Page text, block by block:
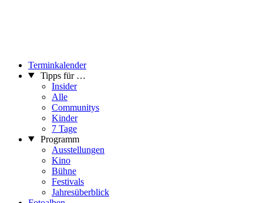
Terminkalender
Tipps für …
Insider
Alle
Communitys
Kinder
7 Tage
Programm
Ausstellungen
Kino
Bühne
Festivals
Jahresüberblick